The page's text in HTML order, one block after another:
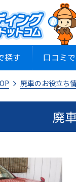
探す 口コミ
廃車のお役立ち
廃